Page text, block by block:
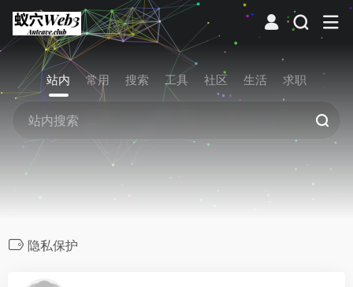
站内 常用 搜索 工具 社区 生活 求职
隐私保护